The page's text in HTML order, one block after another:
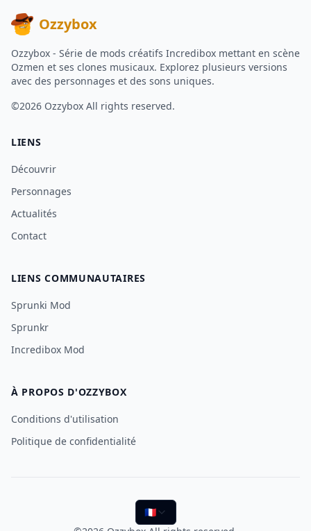
Ozzybox
Ozzybox - Série de mods créatifs Incredibox mettant en scène
Ozmen et ses clones musicaux. Explorez plusieurs versions
avec des personnages et des sons uniques.
©2026 Ozzybox All rights reserved.
LIENS
Découvrir
Personnages
Actualités
Contact
LIENS COMMUNAUTAIRES
Sprunki Mod
Sprunkr
Incredibox Mod
À PROPOS D'OZZYBOX
Conditions d'utilisation
Politique de confidentialité
🇫🇷